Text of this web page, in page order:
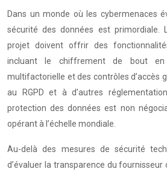
Dans un monde où les cybermenaces
sécurité des données est primordiale.
projet doivent offrir des
incluant le chiffrement de bout en
multifactorielle et des contrôles d’accès
au RGPD et à d’autres
protection des données est non
opérant à l’échelle mondiale.
Au-delà des mesures de sécurité
d’évaluer la transparence du